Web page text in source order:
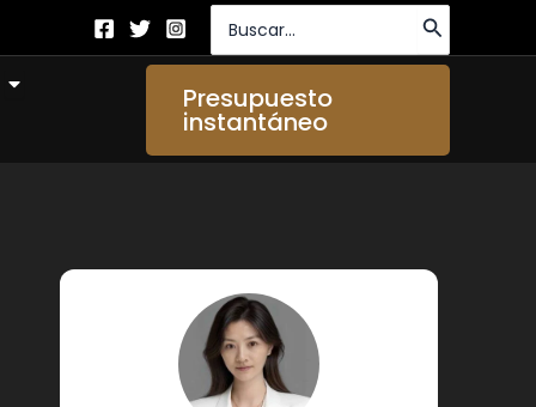
por:
Abierto About Us
Presupuesto
instantáneo